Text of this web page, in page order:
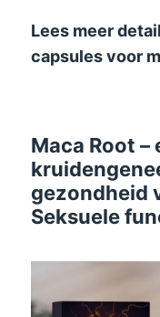
Lees meer
capsules voor
Maca Root –
gezondheid
Seksuele